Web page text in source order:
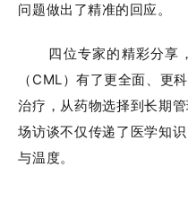
问题做出了精准的回应。
四位专家的精彩分享
（CML）有了更全面、
治疗，从药物选择到长期
场访谈不仅传递了医学知
与温度。